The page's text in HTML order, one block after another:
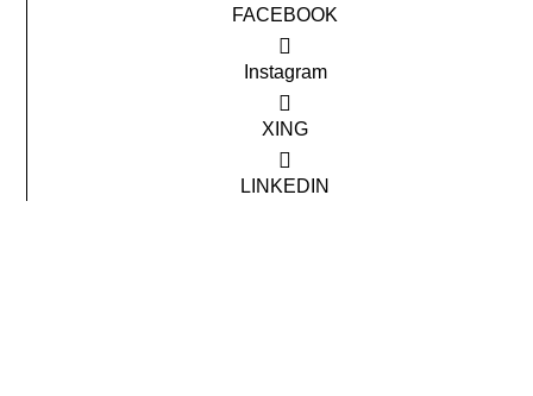
FACEBOOK
Instagram
XING
LINKEDIN